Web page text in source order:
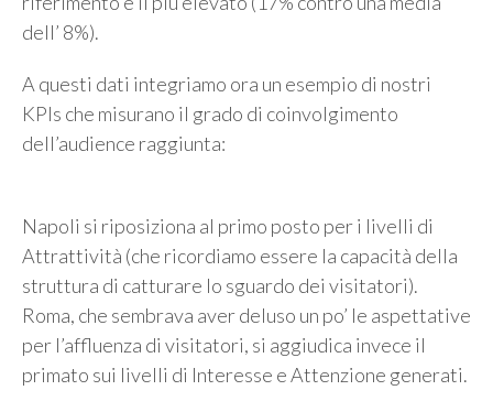
dell’ 8%).
A questi dati integriamo ora un esempio di nostri
KPIs che misurano il grado di coinvolgimento
dell’audience raggiunta:
Napoli si riposiziona al primo posto per i livelli di
Attrattività (che ricordiamo essere la capacità della
struttura di catturare lo sguardo dei visitatori).
Roma, che sembrava aver deluso un po’ le aspettative
per l’affluenza di visitatori, si aggiudica invece il
primato sui livelli di Interesse e Attenzione generati.